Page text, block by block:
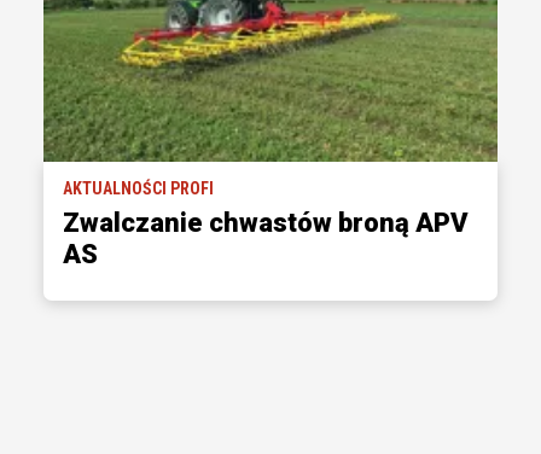
AKTUALNOŚCI PROFI
Zwalczanie chwastów broną APV
AS